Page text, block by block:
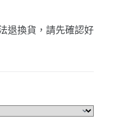
退換貨，請先確認好